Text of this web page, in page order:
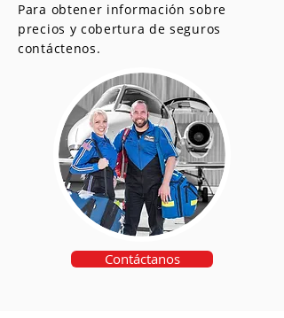
Para obtener información sobre
precios y cobertura de seguros
contáctenos.
Contáctanos